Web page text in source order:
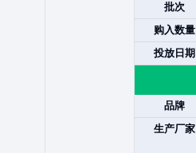
批次
购入数量
投放日期
品牌
生产厂家